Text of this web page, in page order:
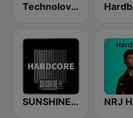
Technolovers - HARDSTYLE
SUNSHINE LIVE - Hardcore